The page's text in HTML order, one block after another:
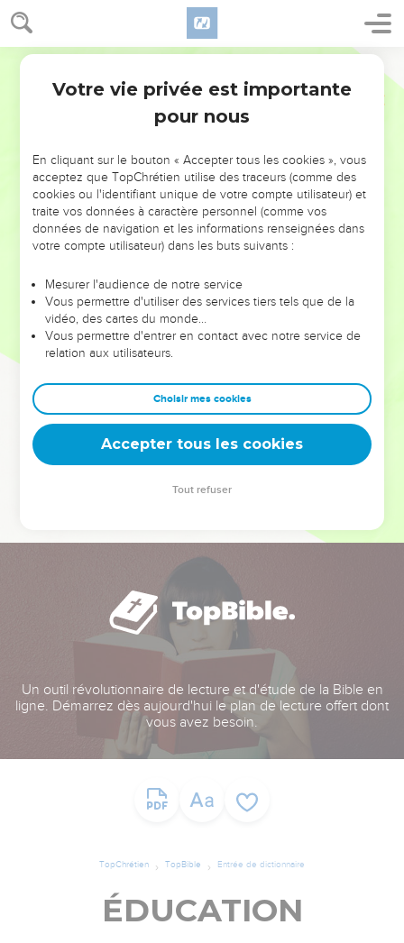
NE MANQUEZ PAS L’ÉVÉNEMENT
DE L’ANNÉE !
ET SI LEURS ERREURS POUVAIENT VOUS ÉVITER LES
VOTRES ?
leur foi ou leur vision. Mais on voit moins les doutes, les erreurs
et les saisons difficiles qu'ils ont traversés, alors même que ce
sont elles qui les ont façonnés.
Dans cette conférence, leaders, entrepreneurs, et responsables
clés pour avancer avec plus de sagesse afin que leurs erreurs
deviennent vos tremplins. Que vous guidiez un ministère, une
équipe, un groupe ou une famille, leur expérience est faite
Un outil révolutionnaire de lecture et d'étude de la Bible en
ligne. Démarrez dès aujourd'hui le plan de lecture offert dont
vous avez besoin.
TopChrétien TopBible Entrée de dictionnaire
ÉDUCATION
Votre vie privée est importante
pour nous
En cliquant sur le bouton « Accepter tous les cookies », vous
acceptez que TopChrétien utilise des traceurs (comme des
cookies ou l'identifiant unique de votre compte utilisateur) et
traite vos données à caractère personnel (comme vos
données de navigation et les informations renseignées dans
votre compte utilisateur) dans les buts suivants :
Mesurer l'audience de notre service
Vous permettre d'utiliser des services tiers tels que de la
vidéo, des cartes du monde…
Vous permettre d'entrer en contact avec notre service de
relation aux utilisateurs.
Choisir mes cookies
Accepter tous les cookies
Tout refuser